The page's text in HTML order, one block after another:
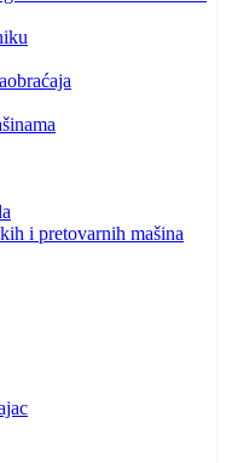
i pretovarnih mašina